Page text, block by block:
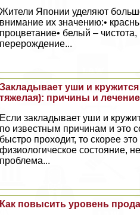
Жители Японии уделяют
внимание их значению:•
процветание• белый – чистота,
перерождение...
Закладывает уши и
тяжелая): причины и лечение
Если закладывает уши и
по известным причинам и это
быстро проходит, то скорее это
физиологическое состояние,
проблема...
Как повысить уровень